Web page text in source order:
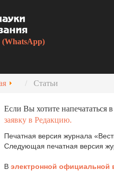
(WhatsApp)
Статьи
Если Вы хотите напечататься
заявку в Редакцию.
Печатная версия журнала
Следующая печатная версия
В электронной официальной